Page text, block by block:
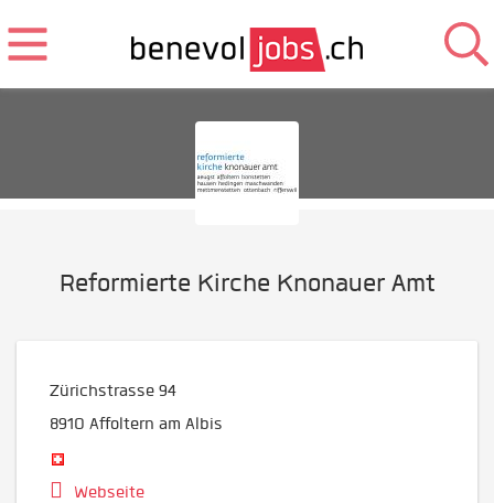
Reformierte Kirche Knonauer Amt
Zürichstrasse 94
8910 Affoltern am Albis
Webseite